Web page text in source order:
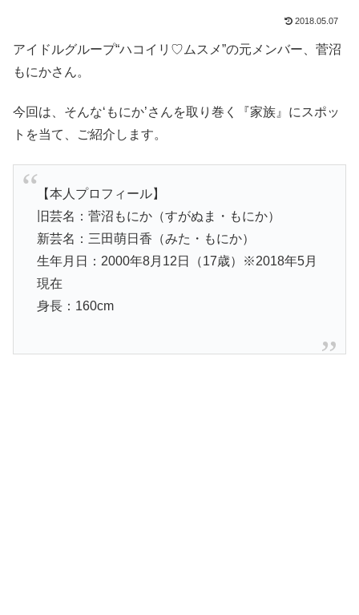
2018.05.07
アイドルグループ“ハコイリ♡ムスメ”の元メンバー、菅沼
もにかさん。
今回は、そんな‘もにか’さんを取り巻く『家族』にスポッ
トを当て、ご紹介します。
【本人プロフィール】
旧芸名：菅沼もにか（すがぬま・もにか）
新芸名：三田萌日香（みた・もにか）
生年月日：2000年8月12日（17歳）※2018年5月
現在
身長：160cm